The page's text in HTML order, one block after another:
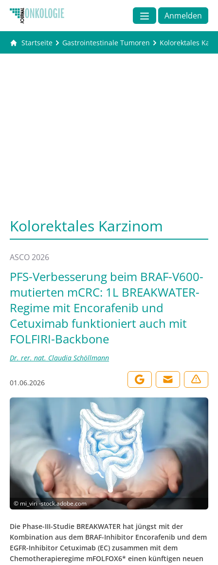
Anmelden
Startseite Gastrointestinale Tumoren Kolorektales
Kolorektales Karzinom
ASCO 2026
PFS-Verbesserung beim BRAF-V600-
mutierten mCRC: 1L BREAKWATER-
Regime mit Encorafenib und
Cetuximab funktioniert auch mit
FOLFIRI-Backbone
Dr. rer. nat. Claudia Schöllmann
01.06.2026
© mi_viri -stock.adobe.com
Die Phase-III-Studie BREAKWATER hat jüngst mit der
Kombination aus dem BRAF-Inhibitor Encorafenib und dem
EGFR-Inhibitor Cetuximab (EC) zusammen mit dem
Chemotherapieregime mFOLFOX6* einen künftigen neuen